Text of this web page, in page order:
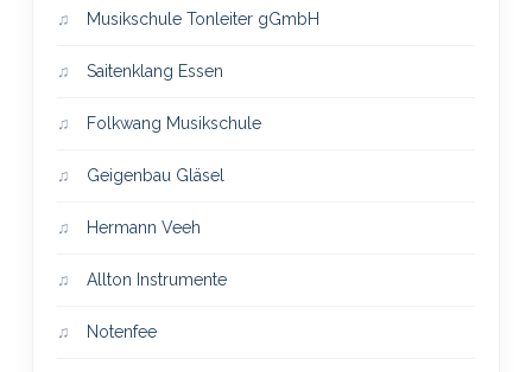
Musikschule Tonleiter gGmbH
Saitenklang Essen
Folkwang Musikschule
Geigenbau Gläsel
Hermann Veeh
Allton Instrumente
Notenfee